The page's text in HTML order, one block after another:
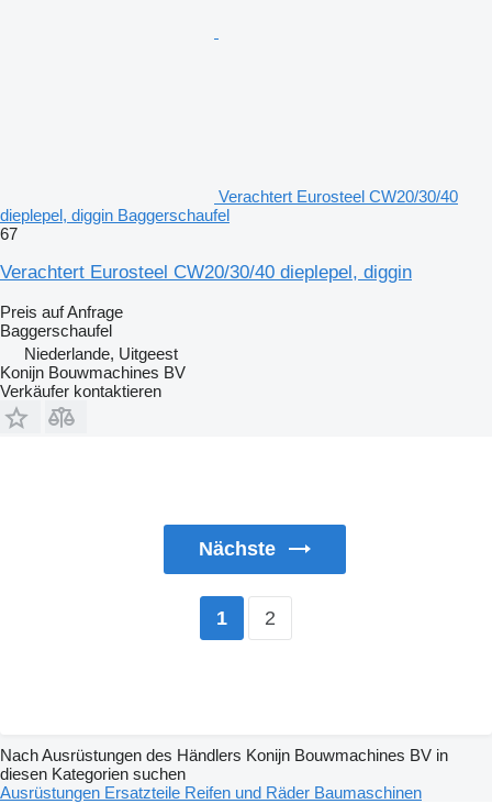
Verachtert Eurosteel CW20/30/40
dieplepel, diggin Baggerschaufel
67
Verachtert Eurosteel CW20/30/40 dieplepel, diggin
Preis auf Anfrage
Baggerschaufel
Niederlande, Uitgeest
Konijn Bouwmachines BV
Verkäufer kontaktieren
Nächste
1 2
Nach Ausrüstungen des Händlers Konijn Bouwmachines BV in
diesen Kategorien suchen
Ausrüstungen Ersatzteile Reifen und Räder Baumaschinen